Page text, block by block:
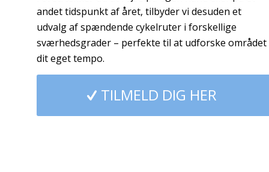
andet tidspunkt af året, tilbyder vi desuden et
udvalg af spændende cykelruter i forskellige
sværhedsgrader – perfekte til at udforske området
dit eget tempo.
TILMELD DIG HER